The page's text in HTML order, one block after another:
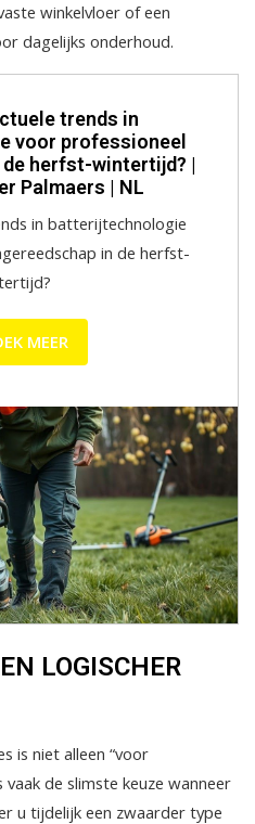
winkelvloer of een
dagelijks onderhoud.
trends in
voor professioneel
herfst-wintertijd? |
Palmaers | NL
in batterijtechnologie
in de herfst-
MEER
LOGISCHER
is niet alleen “voor
de slimste keuze wanneer
u tijdelijk een zwaarder type